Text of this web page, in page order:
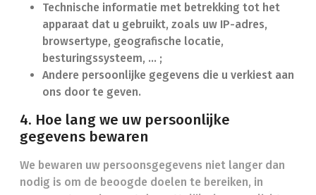
Technische informatie met betrekking tot het
apparaat dat u gebruikt, zoals uw IP-adres,
browsertype, geografische locatie,
besturingssysteem, … ;
Andere persoonlijke gegevens die u verkiest aan
ons door te geven.
4. Hoe lang we uw persoonlijke
gegevens bewaren
We bewaren uw persoonsgegevens niet langer dan
nodig is om de beoogde doelen te bereiken, in